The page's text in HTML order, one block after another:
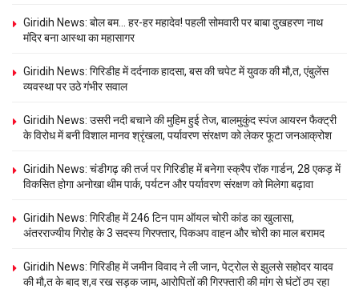
Giridih News: बोल बम… हर-हर महादेव! पहली सोमवारी पर बाबा दुखहरण नाथ
मंदिर बना आस्था का महासागर
Giridih News: गिरिडीह में दर्दनाक हादसा, बस की चपेट में युवक की मौ,त, एंबुलेंस
व्यवस्था पर उठे गंभीर सवाल
Giridih News: उसरी नदी बचाने की मुहिम हुई तेज, बालमुकुंद स्पंज आयरन फैक्ट्री
के विरोध में बनी विशाल मानव श्रृंखला, पर्यावरण संरक्षण को लेकर फूटा जनआक्रोश
Giridih News: चंडीगढ़ की तर्ज पर गिरिडीह में बनेगा स्क्रैप रॉक गार्डन, 28 एकड़ में
विकसित होगा अनोखा थीम पार्क, पर्यटन और पर्यावरण संरक्षण को मिलेगा बढ़ावा
Giridih News: गिरिडीह में 246 टिन पाम ऑयल चोरी कांड का खुलासा,
अंतरराज्यीय गिरोह के 3 सदस्य गिरफ्तार, पिकअप वाहन और चोरी का माल बरामद
Giridih News: गिरिडीह में जमीन विवाद ने ली जान, पेट्रोल से झुलसे सहोदर यादव
की मौ,त के बाद श,व रख सड़क जाम, आरोपितों की गिरफ्तारी की मांग से घंटों ठप रहा